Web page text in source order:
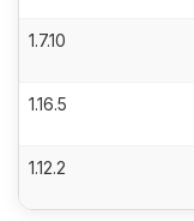
1.7.10
1.16.5
1.12.2